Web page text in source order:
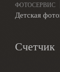
ФОТОСЕРВИС
Детская
Счетчик